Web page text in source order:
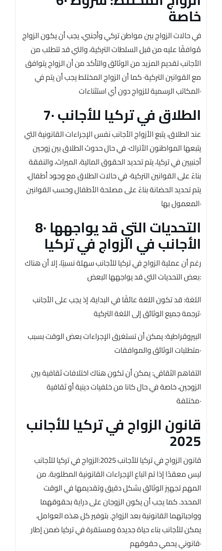
خاصة
في حالات الزواج بين مواطن تركي وأجنبي، يجب أن يكون الزواج
مُوافقًا عليه من قبل السلطات التركية، والتي قد تتطلب من
الأجانب تقديم المزيد من الوثائق والتأكد من أن الزواج يتوافق
مع القوانين التركية· كما أن الزواج المختلط يجب أن يتم في
المكاتب الرسمية للزواج دون أي استثناءات·
7· الطلاق في تركيا للأجانب
عند الطلاق، يتبع الأزواج الأجانب نفس الإجراءات القانونية التي
يتبعها المواطنون الأتراك· في حال حدوث الطلاق بين زوجين
أجنبيين في تركيا، يتم تحديد الحقوق المالية، الميراث، والنفقة
بناءً على القوانين التركية· في حالات الطلاق مع وجود أطفال،
يتم تحديد الحضانة بناءً على مصلحة الأطفال وحسب القوانين
المعمول بها·
8· التحديات التي قد يواجهها
الأجانب في الزواج في تركيا
رغم أن عملية الزواج في تركيا للأجانب سهلة نسبيًا، إلا أن هناك
بعض التحديات التي قد يواجهها البعض:
اللغة: قد تكون اللغة عائقًا في البداية، إذ يجب على الأجانب
ترجمة جميع الوثائق إلى اللغة التركية·
البيروقراطية: يمكن أن تستغرق الإجراءات بعض الوقت بسبب
متطلبات الوثائق والموافقات·
التفاهم الثقافي: يمكن أن تكون هناك اختلافات ثقافية بين
الزوجين، خاصة في حال كانا من خلفيات دينية أو ثقافية
مختلفة·
قانون الزواج في تركيا للأجانب
2025
قانون الزواج في تركيا للأجانب 2025:الزواج في تركيا للأجانب
ليس معقدًا إذا تم اتباع الإجراءات القانونية المطلوبة. من
المهم تجهيز الوثائق بشكل دقيق وتقديمها في الوقت
المحدد. كما يجب أن يكون الزوجان على دراية بحقوقهما
وواجباتهما القانونية بعد الزواج. بتوفير كل هذه العوامل،
يمكن للأجانب بناء حياة جديدة ومستقرة في تركيا ضمن إطار
قانوني يحمي حقوقهم·